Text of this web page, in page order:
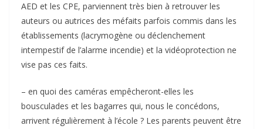
AED et les CPE, parviennent très bien à retrouver les
auteurs ou autrices des méfaits parfois commis dans les
établissements (lacrymogène ou déclenchement
intempestif de l’alarme incendie) et la vidéoprotection ne
vise pas ces faits.
– en quoi des caméras empêcheront-elles les
bousculades et les bagarres qui, nous le concédons,
arrivent régulièrement à l’école ? Les parents peuvent être